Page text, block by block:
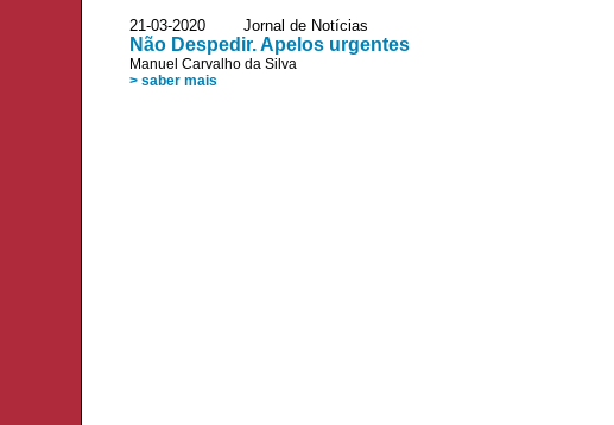
21-03-2020 Jornal de Notícias
Não Despedir. Apelos urgentes
Manuel Carvalho da Silva
> saber mais